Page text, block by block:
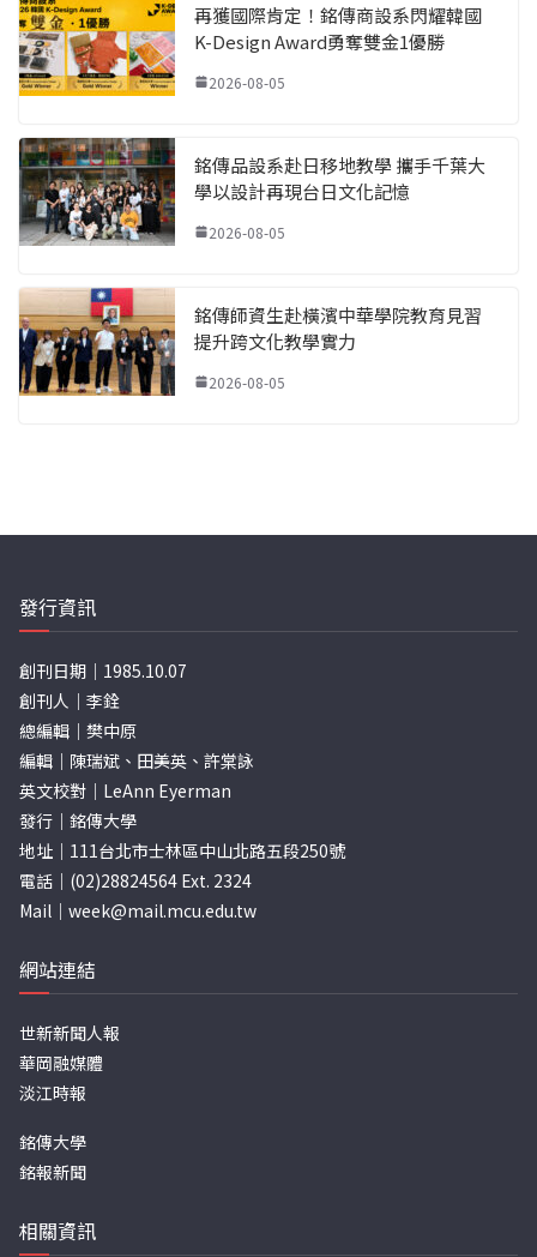
再獲國際肯定！銘傳商設系閃耀韓國
K-Design Award勇奪雙金1優勝
2026-08-05
銘傳品設系赴日移地教學 攜手千葉大
學以設計再現台日文化記憶
2026-08-05
銘傳師資生赴橫濱中華學院教育見習
提升跨文化教學實力
2026-08-05
發行資訊
創刊日期｜1985.10.07
創刊人｜李銓
總編輯｜樊中原
編輯｜陳瑞斌、田美英、許棠詠
英文校對｜LeAnn Eyerman
發行｜銘傳大學
地址｜111台北市士林區中山北路五段250號
電話｜(02)28824564 Ext. 2324
Mail｜ week@mail.mcu.edu.tw
網站連結
世新新聞人報
華岡融媒體
淡江時報
銘傳大學
銘報新聞
相關資訊